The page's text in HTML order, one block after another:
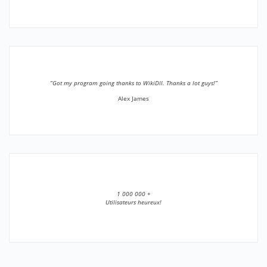
”Got my program going thanks to WikiDll. Thanks a lot guys!”
Alex James
1 000 000 +
Utilisateurs heureux!